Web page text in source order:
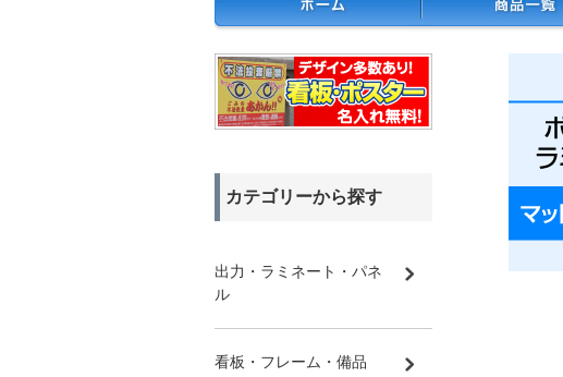
カテゴリーから探す
出力・ラミネート・パネ
ル
看板・フレーム・備品